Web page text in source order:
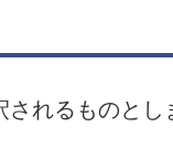
されるものとし